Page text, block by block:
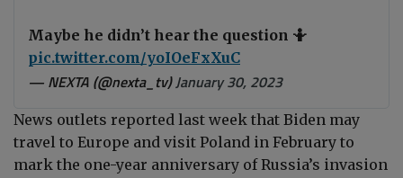
Maybe he didn’t hear the question 🤷
pic.twitter.com/yoIOeFxXuC
— NEXTA (@nexta_tv)January 30, 2023
News outlets reported last week that Biden may
travel to Europe and visit Poland in February to
mark the one-year anniversary of Russia’s invasion